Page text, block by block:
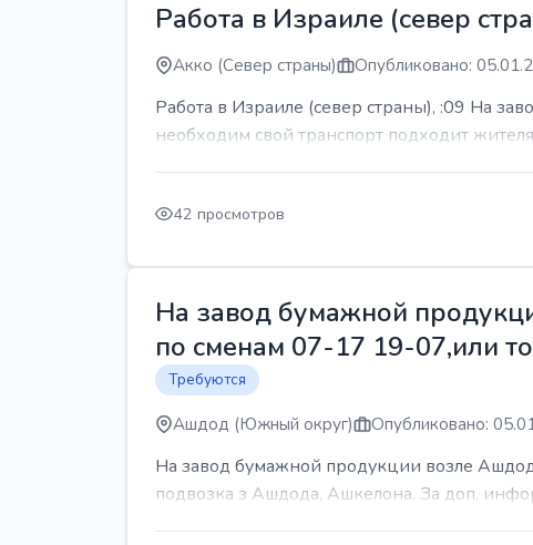
Работа в Израиле (север
Акко (Север страны) Опубликовано:
Работа в Израиле (север страны), :09 На
необходим свой транспорт подходит
42 просмотров
На завод бумажной
по сменам 07-17 19-07,или
Требуются
Ашдод (Южный округ) Опубликовано:
На завод бумажной продукции возле
подвозка з Ашдода, Ашкелона. За доп.